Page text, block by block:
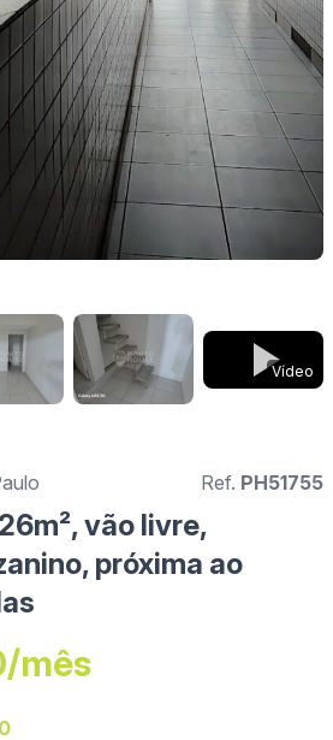
Vídeo
Ref. PH51755
vão livre,
próxima ao
mês